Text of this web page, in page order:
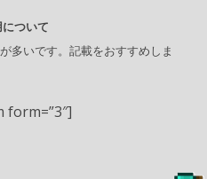
ついて
多いです。記載をおすすめしま